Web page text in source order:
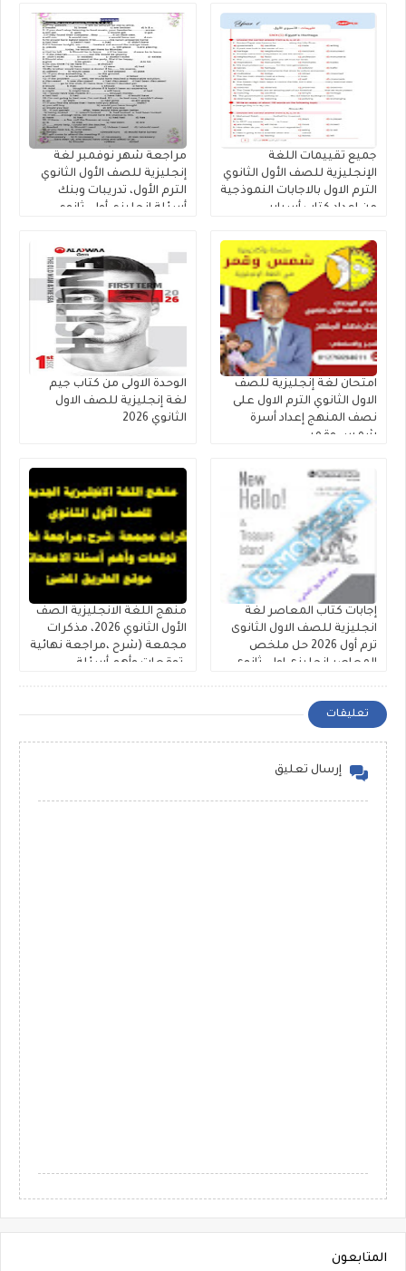
جميع تقييمات اللغة
الإنجليزية للصف الأول الثانوي
الترم الاول بالاجابات النموذجية
من إعداد كتاب أسباير
مراجعة شهر نوفمبر لغة
إنجليزية للصف الأول الثانوي
الترم الأول، تدريبات وبنك
أسئلة إنجليزي أولى ثانوي
امتحان لغة إنجليزية للصف
الاول الثانوي الترم الاول على
نصف المنهج إعداد أسرة
شمس وقمر
الوحدة الاولى من كتاب جيم
لغة إنجليزية للصف الاول
الثانوي 2026
إجابات كتاب المعاصر لغة
انجليزية للصف الاول الثانوى
ترم أول 2026 حل ملخص
المعاصر انجليزى اولى ثانوى
منهج اللغة الانجليزية الصف
الأول الثانوي 2026، مذكرات
مجمعة (شرح ،مراجعة نهائية
،توقعات وأهم أسئلة
تعليقات
إرسال تعليق
المتابعون